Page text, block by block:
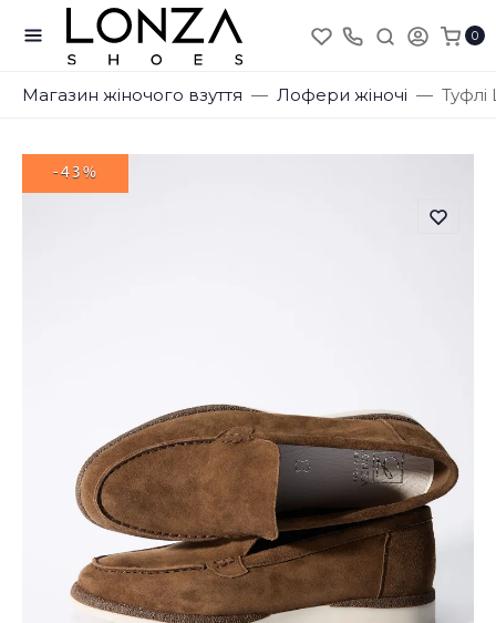
0
Магазин жіночого взуття Лофери жіночі Туфлі
-43%